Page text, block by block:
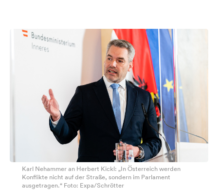
Karl Nehammer an Herbert Kickl: „In Österreich werden
Konflikte nicht auf der Straße, sondern im Parlament
ausgetragen.“ Foto: Expa/Schrötter